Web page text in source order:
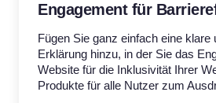
Engagement für
Fügen Sie ganz einfach eine klare
Erklärung hinzu, in der Sie das
Website für die Inklusivität Ihrer
Produkte für alle Nutzer zum